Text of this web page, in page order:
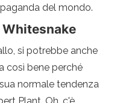
del mondo.
Whitesnake
si potrebbe anche
così bene perché
normale tendenza
Plant. Oh, c'è